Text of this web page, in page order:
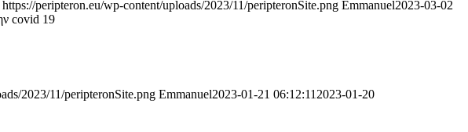
https://peripteron.eu/wp-content/uploads/2023/11/peripteronSite.png Emmanuel2023-03-02
cοvid 19
2023/11/peripteronSite.png Emmanuel2023-01-21 06:12:11 2023-01-20